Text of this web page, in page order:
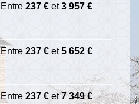
Entre 237 € et3 957 €
Entre 237 € et5 652 €
Entre 237 € et7 349 €